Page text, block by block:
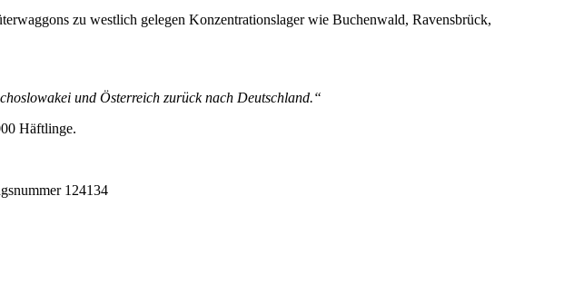
zu westlich gelegen Konzentrationslager wie Buchenwald, Ravensbrück,
und Österreich zurück nach Deutschland.“
Häftlinge.
124134